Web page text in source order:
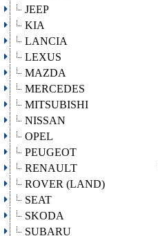
JEEP
KIA
LANCIA
LEXUS
MAZDA
MERCEDES
MITSUBISHI
NISSAN
OPEL
PEUGEOT
RENAULT
ROVER (LAND)
SEAT
SKODA
SUBARU